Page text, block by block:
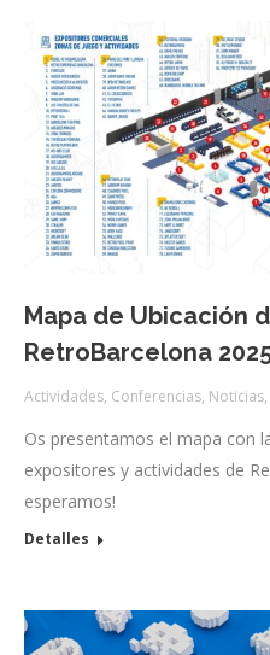
Mapa de Ubicación
RetroBarcelona
Actividades, Conferencias, Noticias,
Os presentamos el mapa con
expositores y actividades de
esperamos!
Detalles